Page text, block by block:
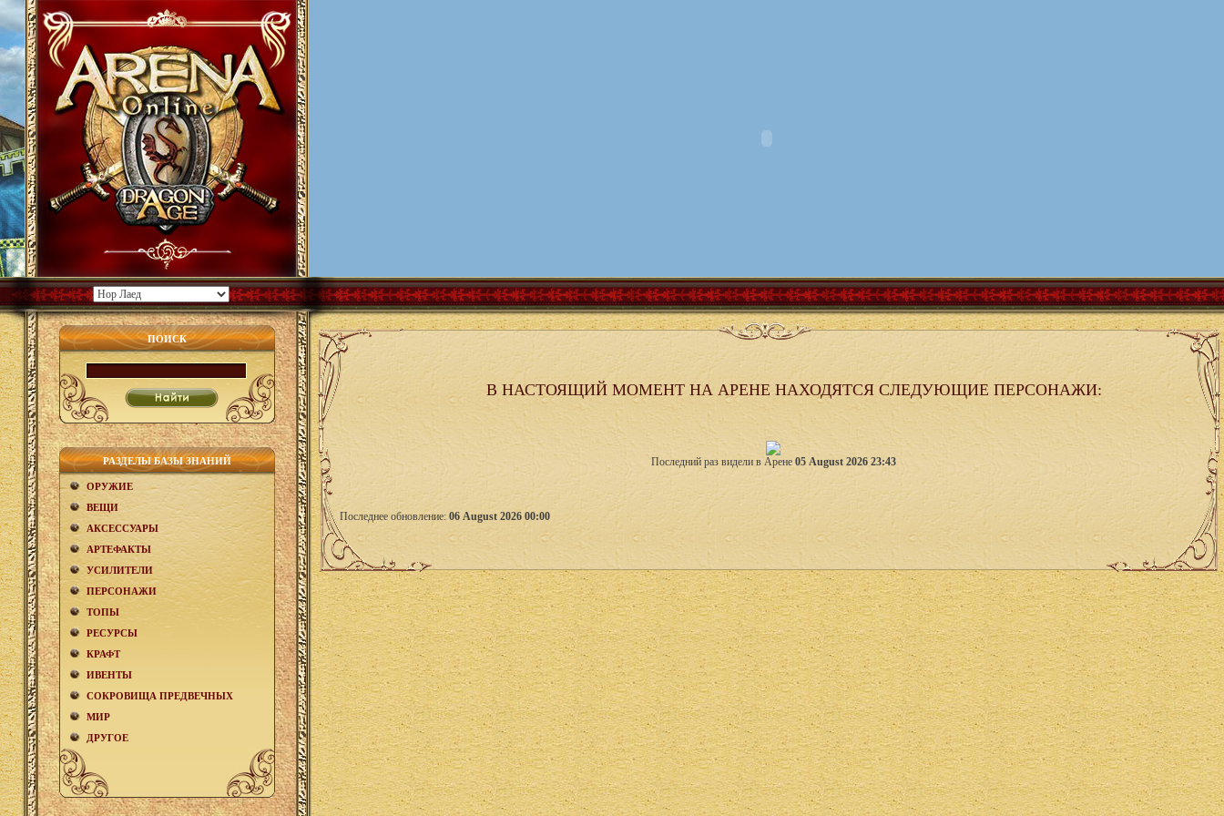
ПОИСК
РАЗДЕЛЫ БАЗЫ ЗНАНИЙ
ОРУЖИЕ
ВЕЩИ
АКCЕСCУАРЫ
АРТЕФАКТЫ
УСИЛИТЕЛИ
ПЕРСОНАЖИ
ТОПЫ
РЕСУРСЫ
КРАФТ
ИВЕНТЫ
СОКРОВИЩА ПРЕДВЕЧНЫХ
МИР
ДРУГОЕ
В НАСТОЯЩИЙ МОМЕНТ НА АРЕНЕ НАХОДЯТСЯ СЛЕДУЮЩИЕ ПЕРСОНАЖИ:
Последний раз видели в Арене 05 August 2026 23:43
Последнее обновление: 06 August 2026 00:00